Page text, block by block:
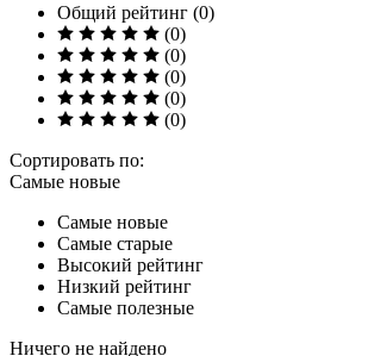
Общий рейтинг (0)
(0)
(0)
(0)
(0)
(0)
Сортировать по:
Самые новые
Самые новые
Самые старые
Высокий рейтинг
Низкий рейтинг
Самые полезные
Ничего не найдено